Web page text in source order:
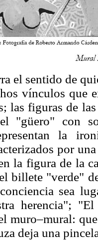
el sentido de
vínculos que
las figuras de
"güero" con
la
por
la figura de la
billete "verde"
sea
herencia";
muro–mural:
deja una